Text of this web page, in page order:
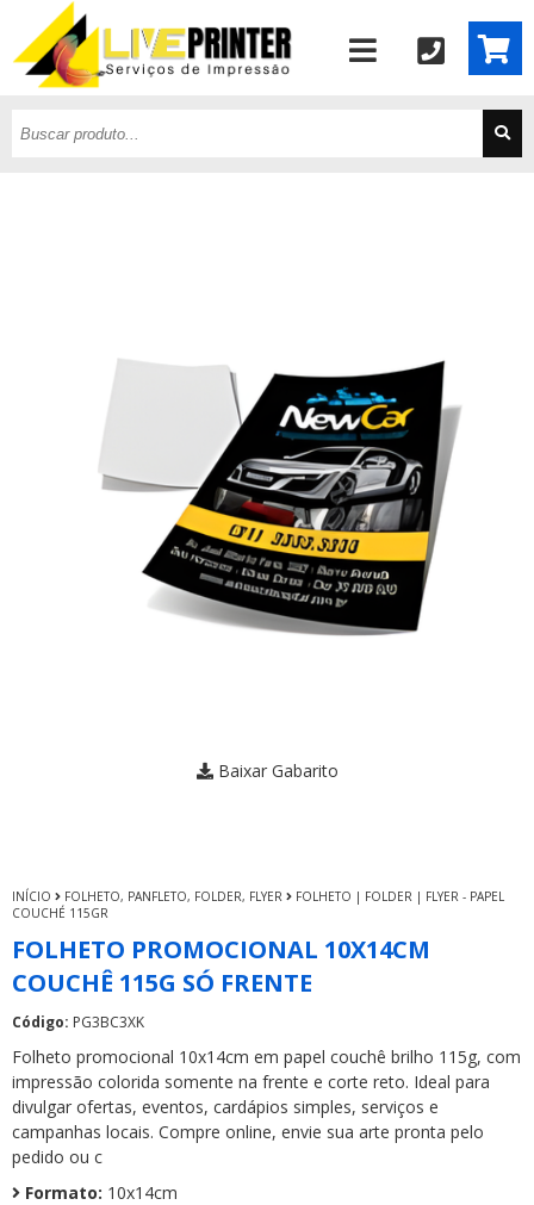
Baixar Gabarito
INÍCIO FOLHETO, PANFLETO, FOLDER, FLYER
FOLHETO | FOLDER | FLYER - PAPEL
COUCHÉ 115GR
FOLHETO PROMOCIONAL 10X14CM
COUCHÊ 115G SÓ FRENTE
Código: PG3BC3XK
Folheto promocional 10x14cm em papel couchê brilho 115g, com
impressão colorida somente na frente e corte reto. Ideal para
divulgar ofertas, eventos, cardápios simples, serviços e
campanhas locais. Compre online, envie sua arte pronta pelo
pedido ou c
Formato: 10x14cm